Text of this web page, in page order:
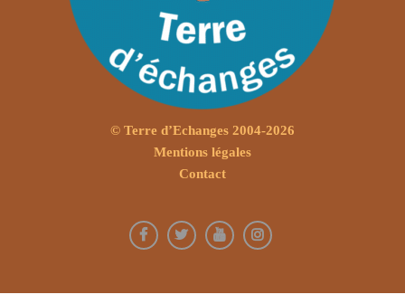
© Terre d’Echanges 2004-2026
Mentions légales
Contact